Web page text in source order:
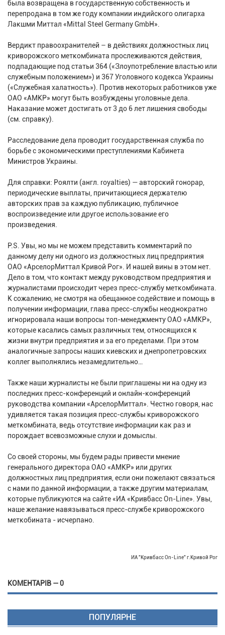
была возвращена в государственную собственность и
перепродана в том же году компании индийского олигарха
Лакшми Миттал «Mittal Steel Germany GmbH».
Вердикт правоохранителей – в действиях должностных лиц
криворожского меткомбината прослеживаются действия,
подпадающие под статьи 364 («Злоупотребление властью или
служебным положением») и 367 Уголовного кодекса Украины
(«Служебная халатность»). Против некоторых работников уже
ОАО «АМКР» могут быть возбуждены уголовные дела.
Наказание может достигать от 3 до 6 лет лишения свободы
(см. справку).
Расследование дела проводит государственная служба по
борьбе с экономическими преступлениями Кабинета
Министров Украины.
Для справки: Роялти (англ. royalties) — авторский гонорар,
периодические выплаты, причитающиеся держателю
авторских прав за каждую публикацию, публичное
воспроизведение или другое использование его
произведения.
Р.S. Увы, но мы не можем представить комментарий по
данному делу ни одного из должностных лиц предприятия
ОАО «АрселорМиттал Кривой Рог». И нашей вины в этом нет.
Дело в том, что контакт между руководством предприятия и
журналистами происходит через пресс-службу меткомбината.
К сожалению, не смотря на обещанное содействие и помощь в
получении информации, глава пресс-службы неоднократно
игнорировала наши вопросы топ-менеджменту ОАО «АМКР»,
которые касались самых различных тем, относящихся к
жизни внутри предприятия и за его пределами. При этом
аналогичные запросы наших киевских и днепропетровских
коллег выполнялись незамедлительно…
Также наши журналисты не были приглашены ни на одну из
последних пресс-конференций и онлайн-конференций
руководства компании «АрселорМиттал». Честно говоря, нас
удивляется такая позиция пресс-службы криворожского
меткомбината, ведь отсутствие информации как раз и
порождает всевозможные слухи и домыслы.
Со своей стороны, мы будем рады привести мнение
генерального директора ОАО «АМКР» или других
должностных лиц предприятия, если они пожелают связаться
с нами по данной информации, а также другим материалам,
которые публикуются на сайте «ИА «Кривбасс Оn-Line». Увы,
наше желание навязываться пресс-службе криворожского
меткобината - исчерпано.
ИА "Кривбасс On-Line" г.Кривой Рог
КОМЕНТАРІВ — 0
ПОПУЛЯРНЕ